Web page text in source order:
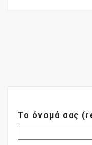
Το όνομά σας